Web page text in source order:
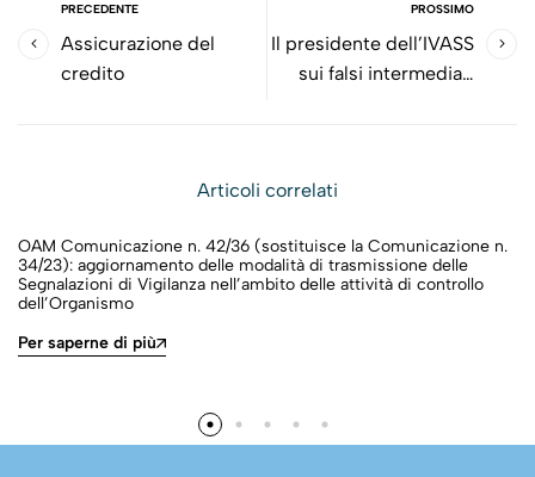
PRECEDENTE
Assicurazione del
credito
PROSSIMO
Il presidente dell’IVASS
sui falsi intermediari
Articoli correlati
OAM Comunicazione n. 42/36 (sostituisce la Comunicazione n.
34/23): aggiornamento delle modalità di trasmissione delle
Segnalazioni di Vigilanza nell’ambito delle attività di controllo
dell’Organismo
Per saperne di più